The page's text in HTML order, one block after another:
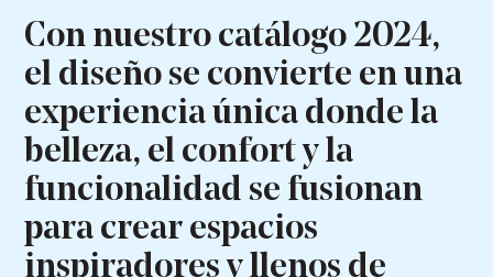
Con nuestro catálogo 2024,
el diseño se convierte en una
experiencia única donde la
belleza, el confort y la
funcionalidad se fusionan
para crear espacios
inspiradores y llenos de